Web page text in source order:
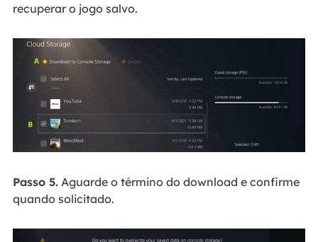
recuperar o jogo salvo.
Passo 5.Aguarde o término do download e confirme
quando solicitado.